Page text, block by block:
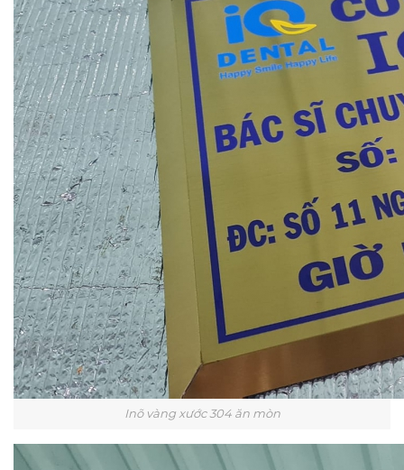
Inõ vàng xước 304 ăn mòn